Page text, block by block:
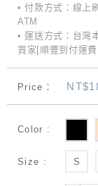
• 付款方式：線上
ATM
• 運送方式：台灣
買家[順豐到付運
Price：
Color :
Size : S